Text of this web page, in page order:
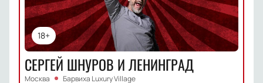
18+
СЕРГЕЙ ШНУРОВ И ЛЕНИНГРАД
Москва Барвиха Luxury Village